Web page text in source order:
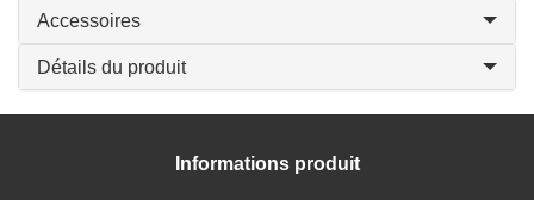
Accessoires
Détails du produit
Informations produit